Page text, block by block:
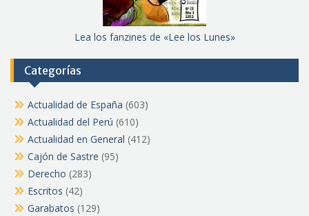
Lea los fanzines de «Lee los Lunes»
Categorías
Actualidad de España (603)
Actualidad del Perú (610)
Actualidad en General (412)
Cajón de Sastre (95)
Derecho (283)
Escritos (42)
Garabatos (129)